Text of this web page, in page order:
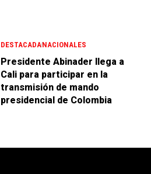
DESTACADANACIONALES
Presidente Abinader llega a
Cali para participar en la
transmisión de mando
presidencial de Colombia